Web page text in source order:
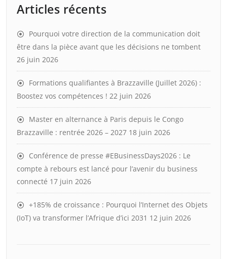
Articles récents
Pourquoi votre direction de la communication doit
être dans la pièce avant que les décisions ne tombent
26 juin 2026
Formations qualifiantes à Brazzaville (Juillet 2026) :
Boostez vos compétences ! 22 juin 2026
Master en alternance à Paris depuis le Congo
Brazzaville : rentrée 2026 – 2027 18 juin 2026
Conférence de presse #EBusinessDays2026 : Le
compte à rebours est lancé pour l’avenir du business
connecté 17 juin 2026
+185% de croissance : Pourquoi l’Internet des Objets
(IoT) va transformer l’Afrique d’ici 2031 12 juin 2026